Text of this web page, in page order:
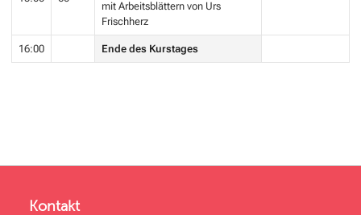
mit Arbeitsblättern von Urs
Frischherz
16:00 Ende des Kurstages
Kontakt